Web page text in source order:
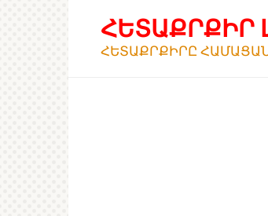
ՀԵՏԱՔՐՔԻՐ
ՀԵՏԱՔՐՔԻՐԸ